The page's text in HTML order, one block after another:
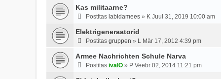
Kas militaarne?
Postitas labidamees » K Juul 31, 2019 10:00 am
Elektrigeneraatorid
Postitas gruppen » L Mär 17, 2012 4:39 pm
Armee Nachrichten Schule Narva
Postitas ivalO » P Veebr 02, 2014 11:21 pm